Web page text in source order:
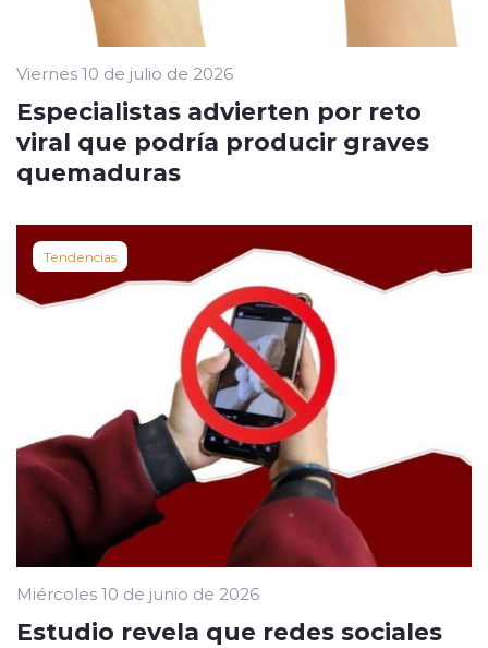
Viernes 10 de julio de 2026
Especialistas advierten por reto
viral que podría producir graves
quemaduras
Tendencias
Miércoles 10 de junio de 2026
Estudio revela que redes sociales